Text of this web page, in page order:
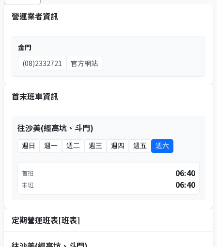
營運業者資訊
金門
(08)2332721
官方網站
首末班車資訊
往沙美(經高坑、斗門)
週日 週一 週二 週三 週四 週五 週六
首班 06:40
末班 06:40
定期營運班表[班表]